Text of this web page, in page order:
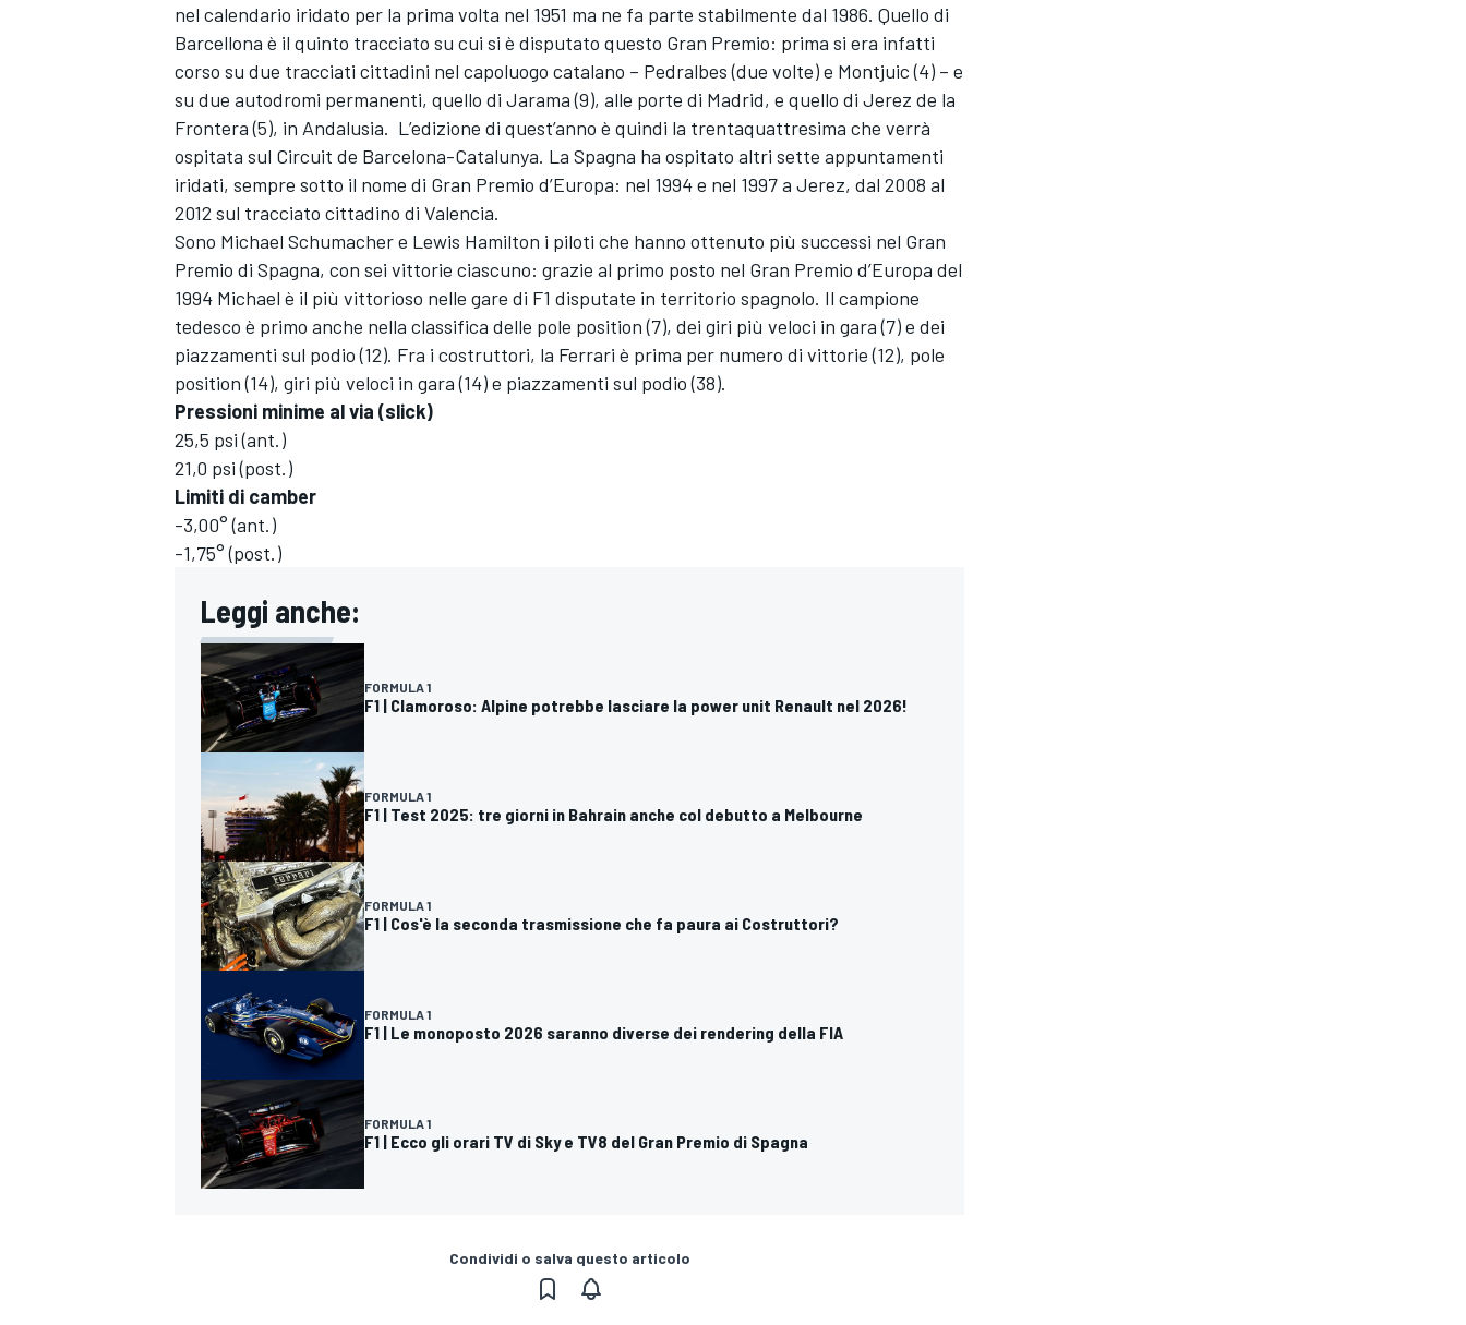
MONOMARCA
nel calendario iridato per la prima volta nel 1951 ma ne fa parte stabilmente dal 1986. Quello di
Barcellona è il quinto tracciato su cui si è disputato questo Gran Premio: prima si era infatti
corso su due tracciati cittadini nel capoluogo catalano – Pedralbes (due volte) e Montjuic (4) – e
su due autodromi permanenti, quello di Jarama (9), alle porte di Madrid, e quello di Jerez de la
Frontera (5), in Andalusia. L’edizione di quest’anno è quindi la trentaquattresima che verrà
ospitata sul Circuit de Barcelona-Catalunya. La Spagna ha ospitato altri sette appuntamenti
iridati, sempre sotto il nome di Gran Premio d’Europa: nel 1994 e nel 1997 a Jerez, dal 2008 al
2012 sul tracciato cittadino di Valencia.
Sono Michael Schumachere Lewis Hamilton i piloti che hanno ottenuto più successi nel Gran
Premio di Spagna, con sei vittorie ciascuno: grazie al primo posto nel Gran Premio d’Europa del
1994 Michael è il più vittorioso nelle gare di F1 disputate in territorio spagnolo. Il campione
tedesco è primo anche nella classifica delle pole position (7), dei giri più veloci in gara (7) e dei
piazzamenti sul podio (12). Fra i costruttori, la Ferrari è prima per numero di vittorie (12), pole
position (14), giri più veloci in gara (14) e piazzamenti sul podio (38).
Pressioni minime al via (slick)
25,5 psi (ant.)
21,0 psi (post.)
Limiti di camber
-3,00° (ant.)
-1,75° (post.)
Leggi anche:
FORMULA 1
F1 | Clamoroso: Alpine potrebbe lasciare la power unit Renault nel 2026!
FORMULA 1
F1 | Test 2025: tre giorni in Bahrain anche col debutto a Melbourne
FORMULA 1
F1 | Cos'è la seconda trasmissione che fa paura ai Costruttori?
FORMULA 1
F1 | Le monoposto 2026 saranno diverse dei rendering della FIA
FORMULA 1
F1 | Ecco gli orari TV di Sky e TV8 del Gran Premio di Spagna
Condividi o salva questo articolo